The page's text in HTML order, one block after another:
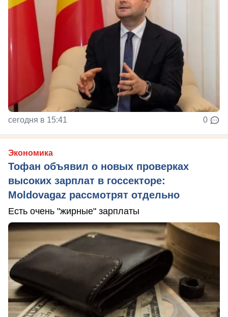
сегодня в 15:41 0
Экономика
Тофан объявил о новых проверках
высоких зарплат в госсекторе:
Moldovagaz рассмотрят отдельно
Есть очень "жирные" зарплаты